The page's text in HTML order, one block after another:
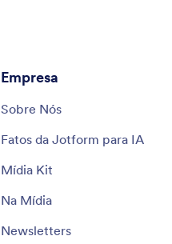
Empresa
Sobre Nós
Fatos da Jotform para IA
Mídia Kit
Na Mídia
Newsletters